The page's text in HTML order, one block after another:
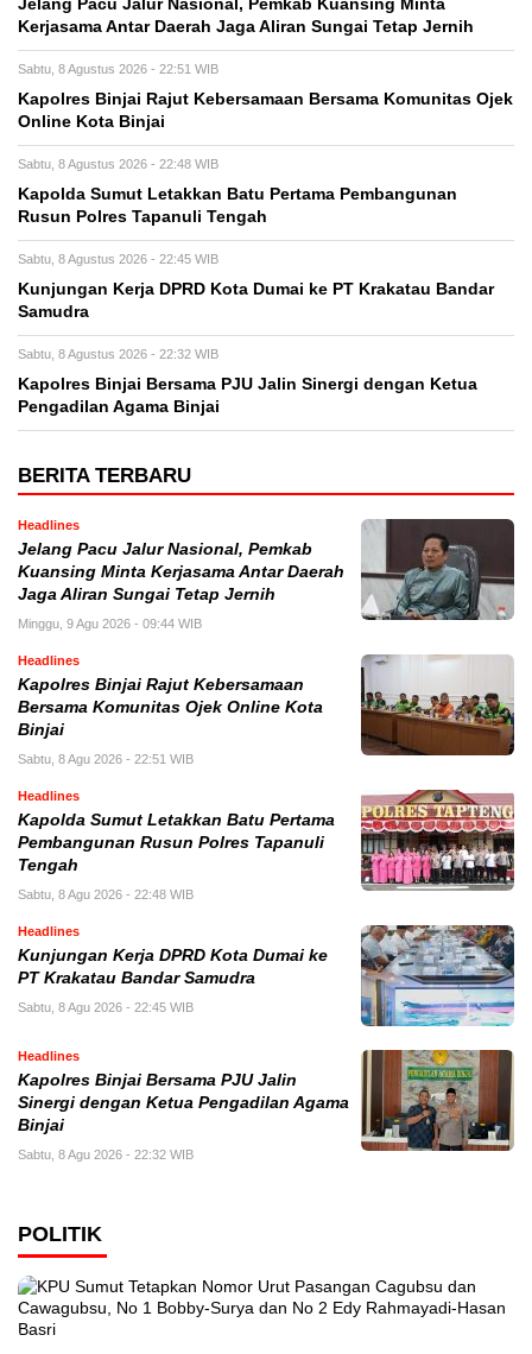
Jelang Pacu Jalur Nasional, Pemkab Kuansing Minta
Kerjasama Antar Daerah Jaga Aliran Sungai Tetap Jernih
Sabtu, 8 Agustus 2026 - 22:51 WIB
Kapolres Binjai Rajut Kebersamaan Bersama Komunitas Ojek
Online Kota Binjai
Sabtu, 8 Agustus 2026 - 22:48 WIB
Kapolda Sumut Letakkan Batu Pertama Pembangunan
Rusun Polres Tapanuli Tengah
Sabtu, 8 Agustus 2026 - 22:45 WIB
Kunjungan Kerja DPRD Kota Dumai ke PT Krakatau Bandar
Samudra
Sabtu, 8 Agustus 2026 - 22:32 WIB
Kapolres Binjai Bersama PJU Jalin Sinergi dengan Ketua
Pengadilan Agama Binjai
BERITA TERBARU
Headlines
Jelang Pacu Jalur Nasional, Pemkab
Kuansing Minta Kerjasama Antar Daerah
Jaga Aliran Sungai Tetap Jernih
Minggu, 9 Agu 2026 - 09:44 WIB
Headlines
Kapolres Binjai Rajut Kebersamaan
Bersama Komunitas Ojek Online Kota
Binjai
Sabtu, 8 Agu 2026 - 22:51 WIB
Headlines
Kapolda Sumut Letakkan Batu Pertama
Pembangunan Rusun Polres Tapanuli
Tengah
Sabtu, 8 Agu 2026 - 22:48 WIB
Headlines
Kunjungan Kerja DPRD Kota Dumai ke
PT Krakatau Bandar Samudra
Sabtu, 8 Agu 2026 - 22:45 WIB
Headlines
Kapolres Binjai Bersama PJU Jalin
Sinergi dengan Ketua Pengadilan Agama
Binjai
Sabtu, 8 Agu 2026 - 22:32 WIB
POLITIK